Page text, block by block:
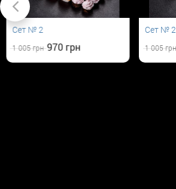
Сет № 2
1 005 970
Сет № 2
1 005